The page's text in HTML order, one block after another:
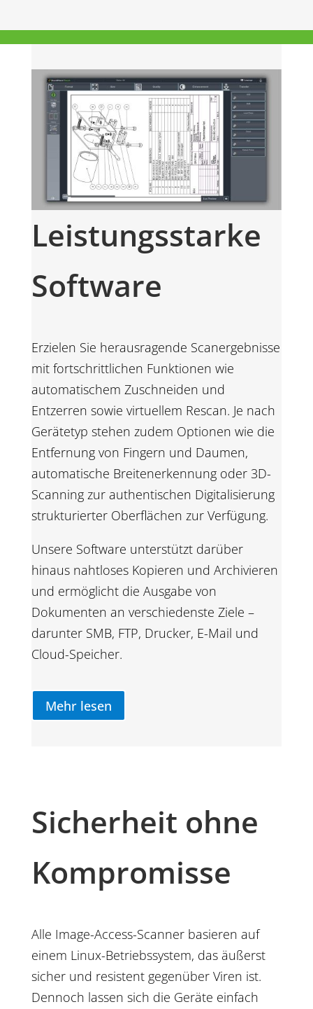
Leistungsstarke
Software
Erzielen Sie herausragende Scanergebnisse
mit fortschrittlichen Funktionen wie
automatischem Zuschneiden und
Entzerren sowie virtuellem Rescan. Je nach
Gerätetyp stehen zudem Optionen wie die
Entfernung von Fingern und Daumen,
automatische Breiten­erkennung oder 3D-
Scanning zur authentischen Digitalisierung
strukturierter Oberflächen zur Verfügung.
Unsere Software unterstützt darüber
hinaus nahtloses Kopieren und Archivieren
und ermöglicht die Ausgabe von
Dokumenten an verschiedenste Ziele –
darunter SMB, FTP, Drucker, E-Mail und
Cloud-Speicher.
Mehr lesen
Sicherheit ohne
Kompromisse
Alle Image-Access-Scanner basieren auf
einem Linux-Betriebssystem, das äußerst
sicher und resistent gegenüber Viren ist.
Dennoch lassen sich die Geräte einfach